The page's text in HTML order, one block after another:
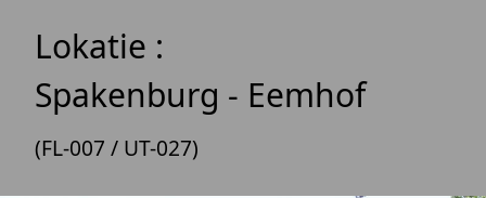
Lokatie :
Spakenburg - Eemhof
(FL-007 / UT-027)